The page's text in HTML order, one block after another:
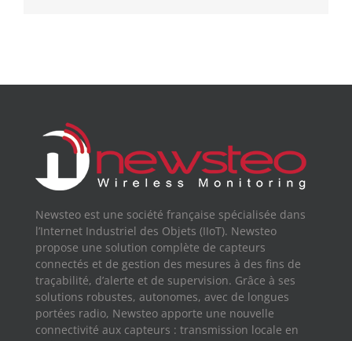
Newsteo est une société française spécialisée dans
l’Internet Industriel des Objets (IIoT). Newsteo
propose une solution complète de capteurs
connectés et de gestion des mesures à des fins de
traçabilité, d’alerte et de supervision. Grâce à ses
solutions robustes, autonomes, avec de longues
portées radio, Newsteo apporte une nouvelle
connectivité aux capteurs : transmission locale en